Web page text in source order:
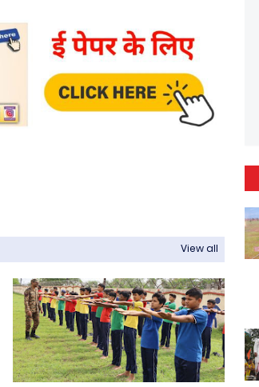
View all